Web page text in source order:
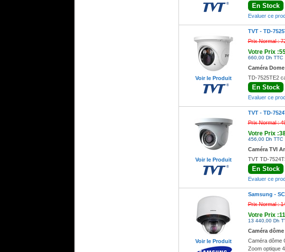
En Stock
Evaluer ce
Voir le Produit
TVT - TD-
Prix Normal :
Votre Prix
660,00 Dh TTC
Caméra
TD-7525TE2
En Stock
Evaluer ce
Voir le Produit
TVT - TD-
Prix Normal :
Votre Prix
456,00 Dh TTC
Caméra TVI
TVT TD-
En Stock
Evaluer ce
Voir le Produit
Samsung -
Prix Normal :
Votre Prix
13 440,00 Dh
Caméra
Caméra dôme
Zoom optique